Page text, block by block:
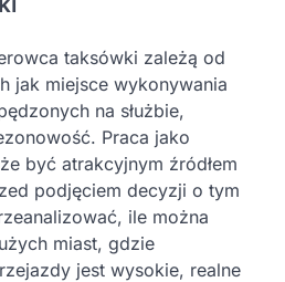
taksówki zależą od
jak miejsce wykonywania
na służbie,
Praca jako
być atrakcyjnym źródłem
podjęciem decyzji o tym
ile można
miast, gdzie
jest wysokie, realne